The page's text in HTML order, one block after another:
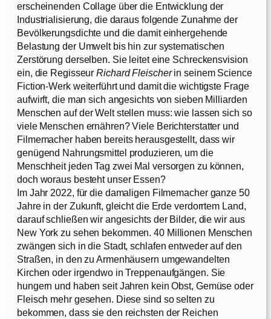
erscheinenden Collage über die Entwicklung der
Industrialisierung, die daraus folgende Zunahme der
Bevölkerungsdichte und die damit einhergehende
Belastung der Umwelt bis hin zur systematischen
Zerstörung derselben. Sie leitet eine Schreckensvision
ein, die RegisseurRichard Fleischerin seinem Science
Fiction-Werk weiterführt und damit die wichtigste Frage
aufwirft, die man sich angesichts von sieben Milliarden
Menschen auf der Welt stellen muss: wie lassen sich so
viele Menschen ernähren? Viele Berichterstatter und
Filmemacher haben bereits herausgestellt, dass wir
genügend Nahrungsmittel produzieren, um die
Menschheit jeden Tag zwei Mal versorgen zu können,
doch woraus besteht unser Essen?
Im Jahr 2022, für die damaligen Filmemacher ganze 50
Jahre in der Zukunft, gleicht die Erde verdorrtem Land,
darauf schließen wir angesichts der Bilder, die wir aus
New York zu sehen bekommen. 40 Millionen Menschen
zwängen sich in die Stadt, schlafen entweder auf den
Straßen, in den zu Armenhäusern umgewandelten
Kirchen oder irgendwo in Treppenaufgängen. Sie
hungern und haben seit Jahren kein Obst, Gemüse oder
Fleisch mehr gesehen. Diese sind so selten zu
bekommen, dass sie den reichsten der Reichen